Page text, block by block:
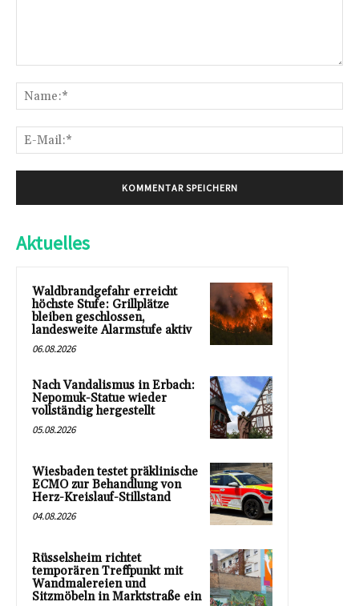
Aktuelles
Waldbrandgefahr erreicht
höchste Stufe: Grillplätze
bleiben geschlossen,
landesweite Alarmstufe aktiv
06.08.2026
Nach Vandalismus in Erbach:
Nepomuk-Statue wieder
vollständig hergestellt
05.08.2026
Wiesbaden testet präklinische
ECMO zur Behandlung von
Herz-Kreislauf-Stillstand
04.08.2026
Rüsselsheim richtet
temporären Treffpunkt mit
Wandmalereien und
Sitzmöbeln in Marktstraße ein